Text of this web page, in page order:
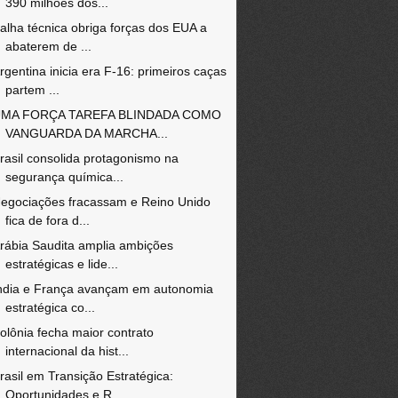
técnica obriga forças dos EUA a
abaterem de ...
inicia era F-16: primeiros caças
partem ...
FORÇA TAREFA BLINDADA COMO
VANGUARDA DA MARCHA...
consolida protagonismo na
segurança química...
fracassam e Reino Unido
fica de fora d...
Saudita amplia ambições
estratégicas e lide...
e França avançam em autonomia
estratégica co...
fecha maior contrato
internacional da hist...
em Transição Estratégica:
Oportunidades e R...